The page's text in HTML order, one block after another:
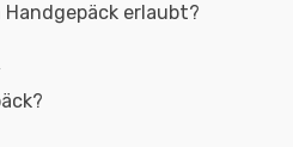
erlaubt?